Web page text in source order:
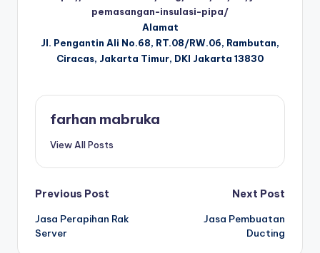
pemasangan-insulasi-pipa/
Alamat
Jl. Pengantin Ali No.68, RT.08/RW.06, Rambutan,
Ciracas, Jakarta Timur, DKI Jakarta 13830
farhan mabruka
View All Posts
Post
navigation
Previous Post
Jasa Perapihan Rak
Server
Next Post
Jasa Pembuatan
Ducting